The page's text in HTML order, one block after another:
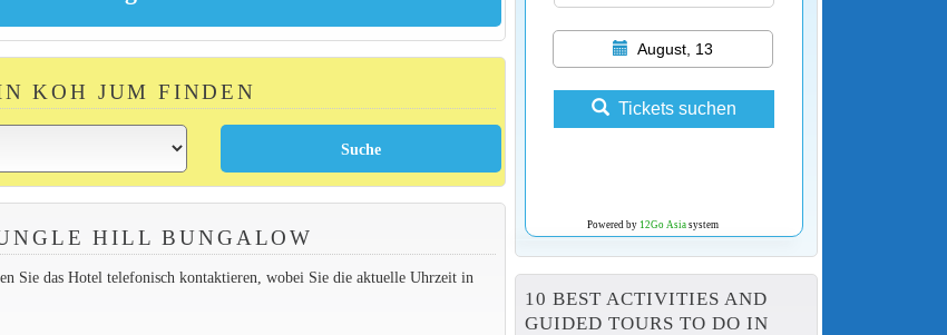
KOH JUM FINDEN
HILL BUNGALOW
Sie das Hotel telefonisch kontaktieren, wobei Sie die aktuelle Uhrzeit in
August, 13
Tickets suchen
Powered by 12Go Asiasystem
10 BEST ACTIVITIES AND
GUIDED TOURS TO DO IN